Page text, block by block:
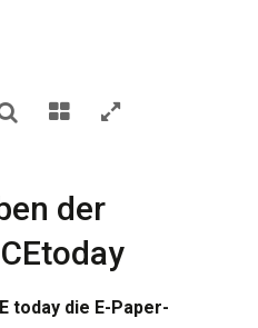
der
today die E-Paper-